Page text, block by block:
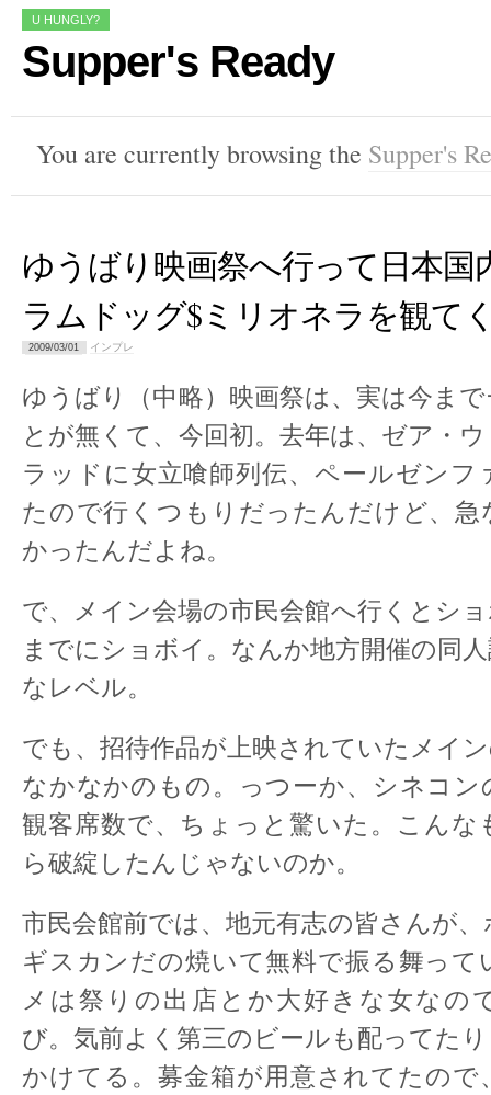
U HUNGLY?
Supper's Ready
You are currently browsing the Supper's
ゆうばり映画祭へ行って日本国
ラムドッグ$ミリオネラを観て
2009/03/01 インプレ
ゆうばり（中略）映画祭は、実は今ま
とが無くて、今回初。去年は、ゼア・
ラッドに女立喰師列伝、ペールゼンフ
たので行くつもりだったんだけど、急
かったんだよね。
で、メイン会場の市民会館へ行くとシ
までにショボイ。なんか地方開催の同
なレベル。
でも、招待作品が上映されていたメイ
なかなかのもの。っつーか、シネコン
観客席数で、ちょっと驚いた。こんな
ら破綻したんじゃないのか。
市民会館前では、地元有志の皆さんが
ギスカンだの焼いて無料で振る舞って
メは祭りの出店とか大好きな女なの
び。気前よく第三のビールも配ってた
かけてる。募金箱が用意されてたので